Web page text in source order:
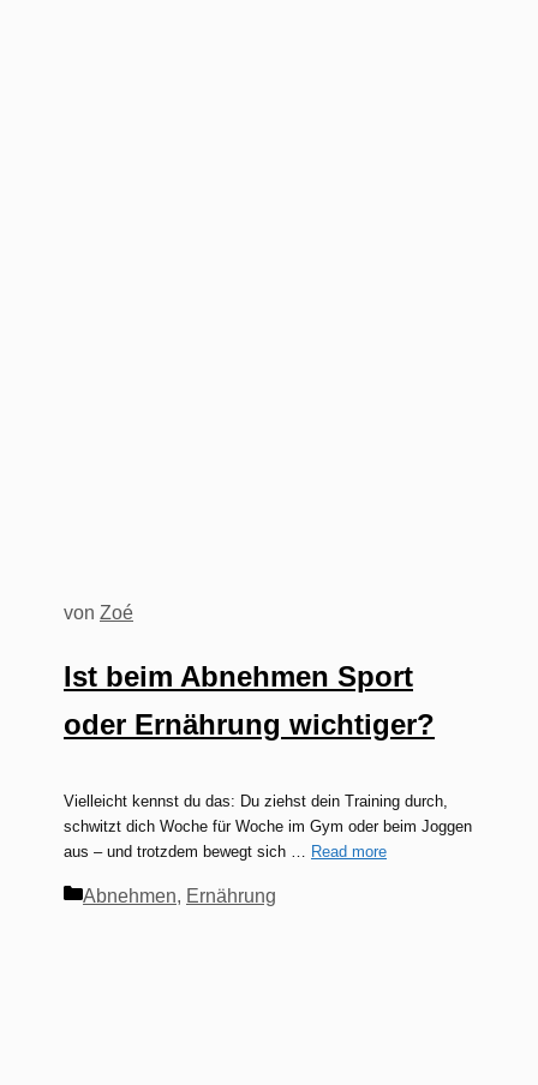
Ist beim Abnehmen Sport
oder Ernährung wichtiger?
von Zoé
Vielleicht kennst du das: Du ziehst dein Training durch,
schwitzt dich Woche für Woche im Gym oder beim Joggen
aus – und trotzdem bewegt sich … Read more
Kategorien
Abnehmen, Ernährung